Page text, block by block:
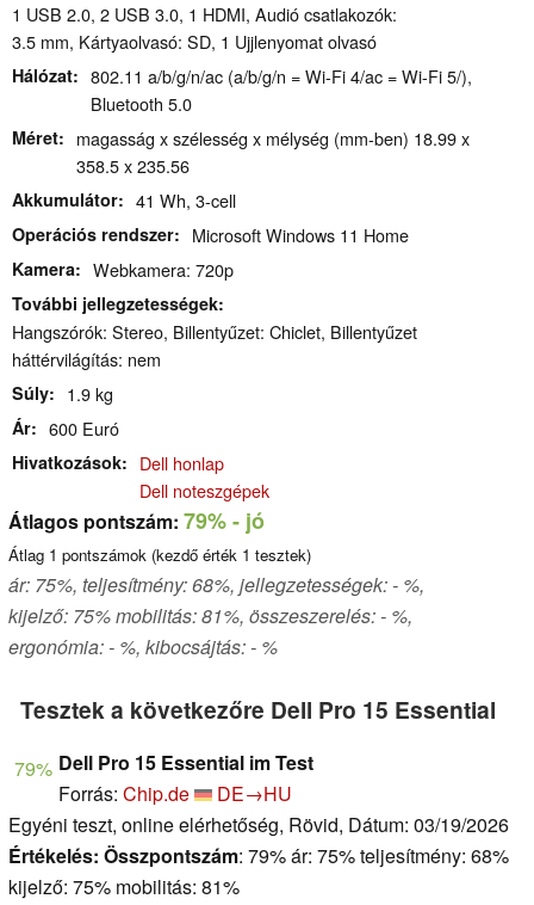
1 USB 2.0, 2 USB 3.0, 1 HDMI, Audió csatlakozók:
3.5 mm, Kártyaolvasó: SD, 1 Ujjlenyomat olvasó
Hálózat
802.11 a/b/g/n/ac (a/b/g/n = Wi-Fi 4/ac = Wi-Fi 5/),
Bluetooth 5.0
Méret
magasság x szélesség x mélység (mm-ben) 18.99 x
358.5 x 235.56
Akkumulátor 41 Wh, 3-cell
Operációs rendszer Microsoft Windows 11 Home
Kamera Webkamera: 720p
További jellegzetességek
Hangszórók: Stereo, Billentyűzet: Chiclet, Billentyűzet
háttérvilágítás: nem
Súly 1.9 kg
Ár 600 Euró
Hivatkozások
Dell honlap
Dell noteszgépek
Átlagos pontszám: 79%- jó
Átlag 1 pontszámok (kezdő érték 1 tesztek)
ár: 75%, teljesítmény: 68%, jellegzetességek: - %,
kijelző: 75% mobilitás: 81%, összeszerelés: - %,
ergonómia: - %, kibocsájtás: - %
Tesztek a következőre Dell Pro 15 Essential
79% Dell Pro 15 Essential im Test
Forrás: Chip.de
DE→HU
Egyéni teszt, online elérhetőség, Rövid, Dátum: 03/19/2026
Értékelés: Összpontszám: 79% ár: 75% teljesítmény: 68%
kijelző: 75% mobilitás: 81%